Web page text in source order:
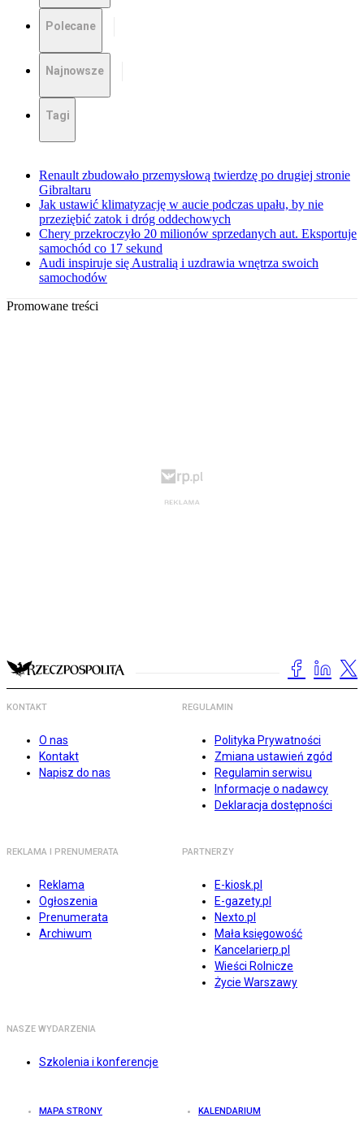
Polecane
Najnowsze
Tagi
Renault zbudowało przemysłową twierdzę po drugiej stronie
Gibraltaru
Jak ustawić klimatyzację w aucie podczas upału, by nie
przeziębić zatok i dróg oddechowych
Chery przekroczyło 20 milionów sprzedanych aut. Eksportuje
samochód co 17 sekund
Audi inspiruje się Australią i uzdrawia wnętrza swoich
samochodów
Promowane treści
KONTAKT
O nas
Kontakt
Napisz do nas
REGULAMIN
Polityka Prywatności
Zmiana ustawień zgód
Regulamin serwisu
Informacje o nadawcy
Deklaracja dostępności
REKLAMA I PRENUMERATA
Reklama
Ogłoszenia
Prenumerata
Archiwum
PARTNERZY
E-kiosk.pl
E-gazety.pl
Nexto.pl
Mała księgowość
Kancelarierp.pl
Wieści Rolnicze
Życie Warszawy
NASZE WYDARZENIA
Szkolenia i konferencje
MAPA STRONY KALENDARIUM